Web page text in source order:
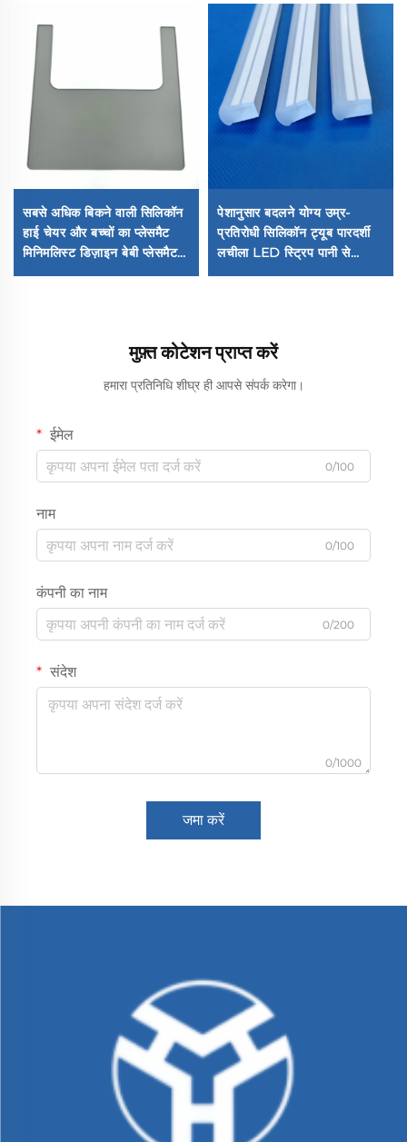
सबसे अधिक बिकने वाली सिलिकॉन
हाई चेयर और बच्चों का प्लेसमैट
मिनिमलिस्ट डिज़ाइन बेबी प्लेसमैट
डुरेबल सिलिकॉन से बना
पेशानुसार बदलने योग्य उम्र-
प्रतिरोधी सिलिकॉन ट्यूब पारदर्शी
लचीला LED स्ट्रिप पानी से
सुरक्षित मॉल्डिंग काटने वाली
मुफ़्त कोटेशन प्राप्त करें
हमारा प्रतिनिधि शीघ्र ही आपसे संपर्क करेगा।
ईमेल
0/100
नाम
0/100
कंपनी का नाम
0/200
संदेश
0/1000
जमा करें